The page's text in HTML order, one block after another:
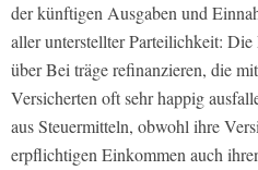
der künftigen Ausgaben und
aller unterstellter Parteilichkeit:
über Bei­ träge refinanzieren, die
Versicherten oft sehr happig
aus Steuermitteln, obwohl ihre
erpflichtigen Einkommen auch